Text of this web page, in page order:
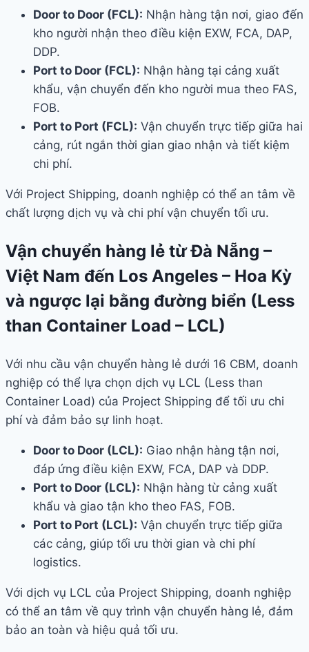
Door to Door (FCL): Nhận hàng tận nơi, giao đến
kho người nhận theo điều kiện EXW, FCA, DAP,
DDP.
Port to Door (FCL): Nhận hàng tại cảng xuất
khẩu, vận chuyển đến kho người mua theo FAS,
FOB.
Port to Port (FCL): Vận chuyển trực tiếp giữa hai
cảng, rút ngắn thời gian giao nhận và tiết kiệm
chi phí.
Với Project Shipping, doanh nghiệp có thể an tâm về
chất lượng dịch vụ và chi phí vận chuyển tối ưu.
Vận chuyển hàng lẻ từ Đà Nẵng –
Việt Nam đến Los Angeles – Hoa Kỳ
và ngược lại bằng đường biển (Less
than Container Load – LCL)
Với nhu cầu vận chuyển hàng lẻ dưới 16 CBM, doanh
nghiệp có thể lựa chọn dịch vụ LCL (Less than
Container Load) của Project Shipping để tối ưu chi
phí và đảm bảo sự linh hoạt.
Door to Door (LCL): Giao nhận hàng tận nơi,
đáp ứng điều kiện EXW, FCA, DAP và DDP.
Port to Door (LCL): Nhận hàng từ cảng xuất
khẩu và giao tận kho theo FAS, FOB.
Port to Port (LCL): Vận chuyển trực tiếp giữa
các cảng, giúp tối ưu thời gian và chi phí
logistics.
Với dịch vụ LCL của Project Shipping, doanh nghiệp
có thể an tâm về quy trình vận chuyển hàng lẻ, đảm
bảo an toàn và hiệu quả tối ưu.